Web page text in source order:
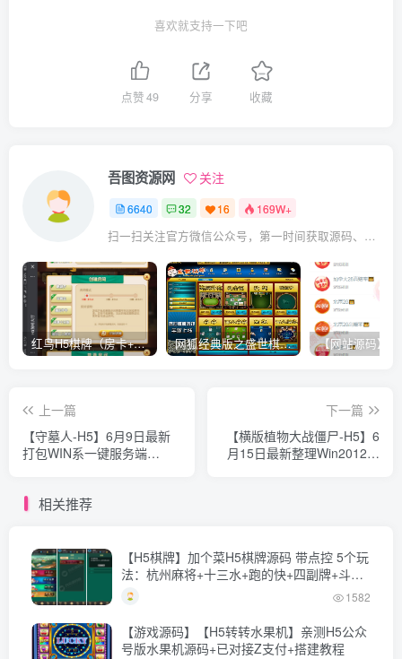
喜欢就支持一下吧
点赞49 分享 收藏
吾图资源网 关注
6640 32 16 169W+
扫一扫关注官方微信公众号，第一时间获取源码、网赚项目资源教程，自媒体等知识干货，让互联网创业赚钱更简单。
红鸟H5棋牌（房卡+金币）全套双模式游戏源码 网狐经典版之盛世棋牌完整游戏源码（包含文档、架设教程、网站、源代码等）
上一篇
【守墓人-H5】6月9日最新
打包WIN系一键服务端
传网站即玩
下一篇
【横版植物大战僵尸-H5】6
月15日最新整理Win2012服
相关推荐
【H5棋牌】加个菜H5棋牌源码 带点控 5个玩
法：杭州麻将+十三水+跑的快+四副牌+斗地
主
1582
【游戏源码】【H5转转水果机】亲测H5公众
号版水果机源码+已对接Z支付+搭建教程